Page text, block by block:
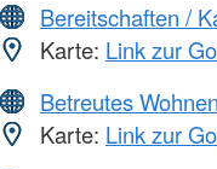
Bereitschaften /
Karte: Link zur
Betreutes Wohnen
Karte: Link zur